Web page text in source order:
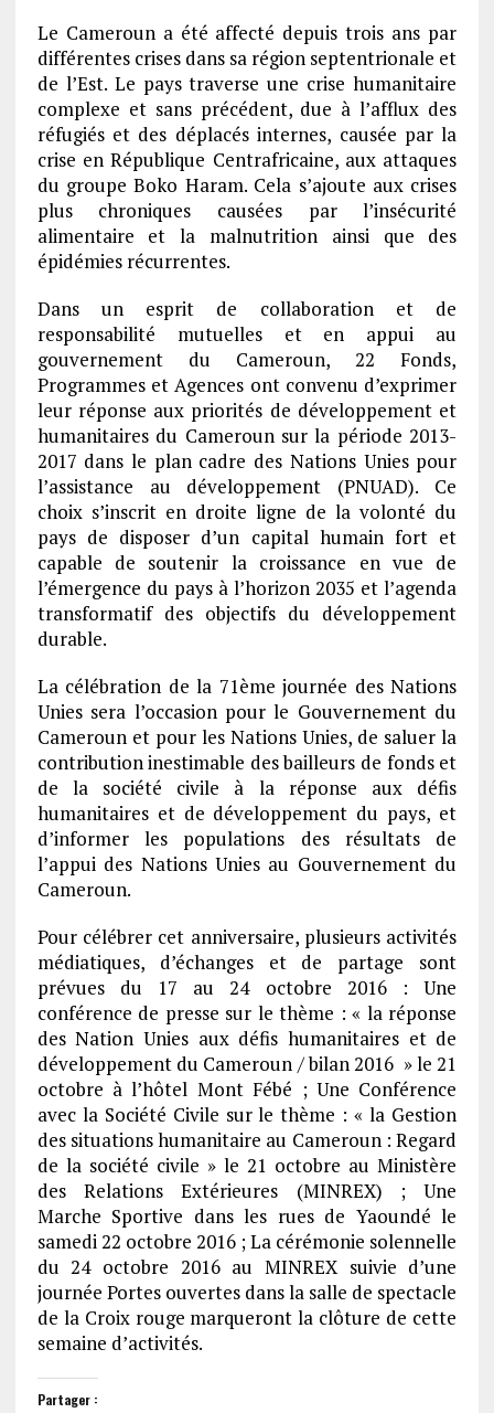
Le Cameroun a été affecté depuis trois ans par
différentes crises dans sa région septentrionale et
de l’Est. Le pays traverse une crise humanitaire
complexe et sans précédent, due à l’afflux des
réfugiés et des déplacés internes, causée par la
crise en République Centrafricaine, aux attaques
du groupe Boko Haram. Cela s’ajoute aux crises
plus chroniques causées par l’insécurité
alimentaire et la malnutrition ainsi que des
épidémies récurrentes.
Dans un esprit de collaboration et de
responsabilité mutuelles et en appui au
gouvernement du Cameroun, 22 Fonds,
Programmes et Agences ont convenu d’exprimer
leur réponse aux priorités de développement et
humanitaires du Cameroun sur la période 2013-
2017 dans le plan cadre des Nations Unies pour
l’assistance au développement (PNUAD). Ce
choix s’inscrit en droite ligne de la volonté du
pays de disposer d’un capital humain fort et
capable de soutenir la croissance en vue de
l’émergence du pays à l’horizon 2035 et l’agenda
transformatif des objectifs du développement
durable.
La célébration de la 71ème journée des Nations
Unies sera l’occasion pour le Gouvernement du
Cameroun et pour les Nations Unies, de saluer la
contribution inestimable des bailleurs de fonds et
de la société civile à la réponse aux défis
humanitaires et de développement du pays, et
d’informer les populations des résultats de
l’appui des Nations Unies au Gouvernement du
Cameroun.
Pour célébrer cet anniversaire, plusieurs activités
médiatiques, d’échanges et de partage sont
prévues du 17 au 24 octobre 2016 : Une
conférence de presse sur le thème : « la réponse
des Nation Unies aux défis humanitaires et de
développement du Cameroun / bilan 2016 » le 21
octobre à l’hôtel Mont Fébé ; Une Conférence
avec la Société Civile sur le thème : « la Gestion
des situations humanitaire au Cameroun : Regard
de la société civile » le 21 octobre au Ministère
des Relations Extérieures (MINREX) ; Une
Marche Sportive dans les rues de Yaoundé le
samedi 22 octobre 2016 ; La cérémonie solennelle
du 24 octobre 2016 au MINREX suivie d’une
journée Portes ouvertes dans la salle de spectacle
de la Croix rouge marqueront la clôture de cette
semaine d’activités.
Partager :